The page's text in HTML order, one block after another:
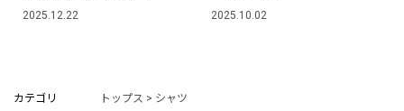
2025.12.22 2025.10.02
カテゴリ トップス > シャツ